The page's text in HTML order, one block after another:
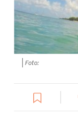
| Foto: